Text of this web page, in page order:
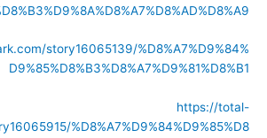
story16065139/%D8%A7%D9%84%
D9%85%D8%B3%D8%A7%D9%81%D8%B1
https://total-
%D8%A7%D9%84%D9%85%D8